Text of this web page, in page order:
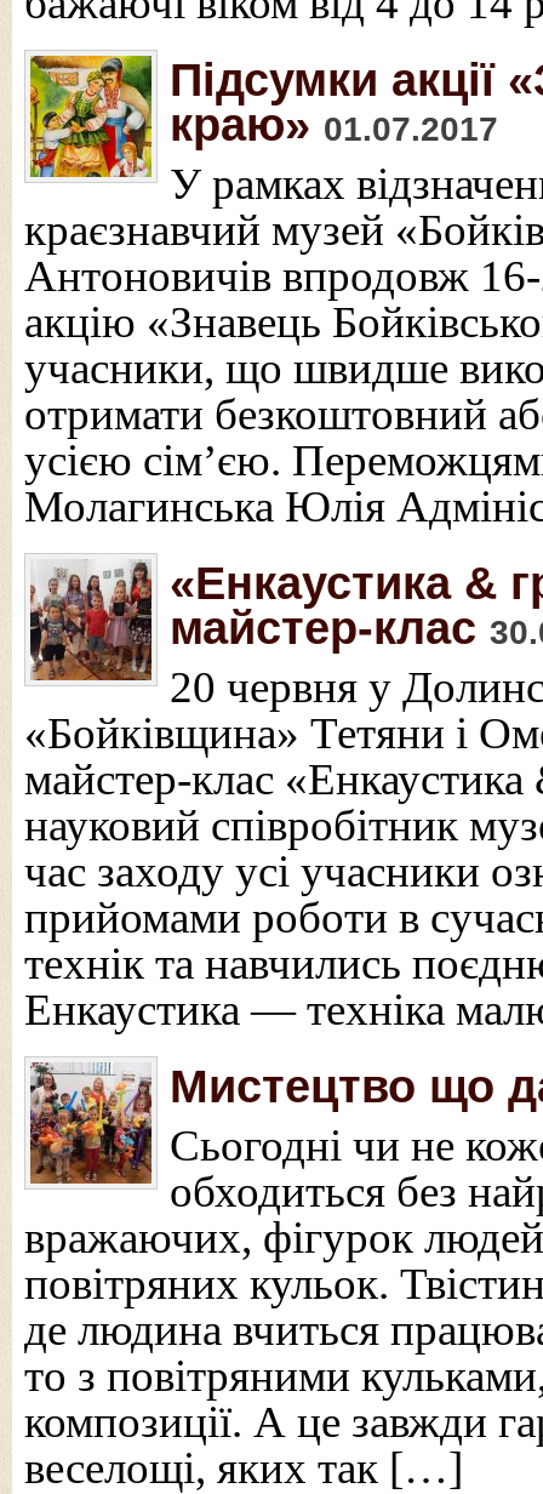
Підсумки акції
краю» 01.07.2017
У рамках
краєзнавчий музей
Антоновичів впродовж
акцію «Знавець
учасники, що швидше
отримати безкоштовний
усією сім’єю.
Молагинська Юлія
«Енкаустика &
майстер-клас
20 червня у
«Бойківщина» Тетяни і
майстер-клас
науковий співробітник
час заходу усі учасники
прийомами роботи в
технік та навчились
Енкаустика — техніка
Мистецтво що
Сьогодні чи не
обходиться без
вражаючих, фігурок
повітряних кульок.
де людина вчиться
то з повітряними
композиції. А це завжди
веселощі, яких так […]